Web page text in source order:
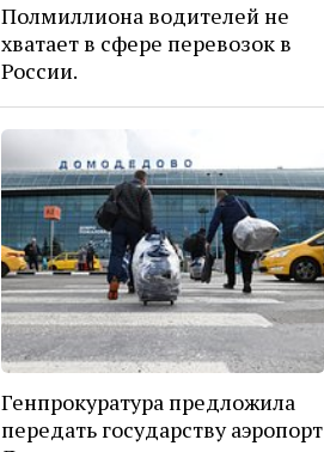
Полмиллиона водителей не
хватает в сфере перевозок в
России.
Генпрокуратура предложила
передать государству аэропорт